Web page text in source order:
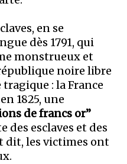
en se
dès 1791, qui
monstrueux et
noire libre
: la France
1825, une
de francs or”
des esclaves et des
dit, les victimes ont